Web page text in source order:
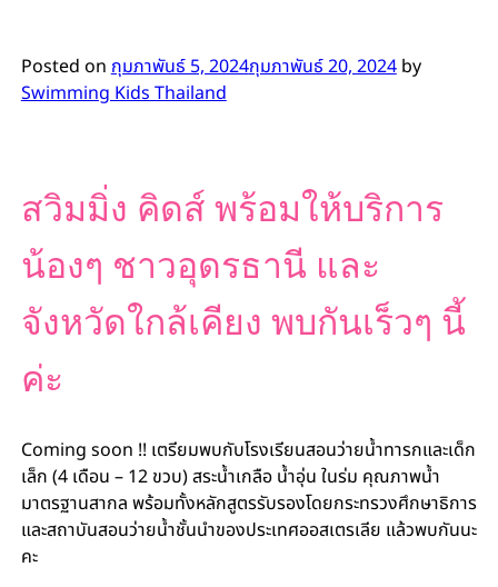
Posted onกุมภาพันธ์ 5, 2024กุมภาพันธ์ 20, 2024by
Swimming Kids Thailand
สวิมมิ่ง คิดส์ พร้อมให้บริการ
น้องๆ ชาวอุดรธานี และ
จังหวัดใกล้เคียง พบกันเร็วๆ นี้
ค่ะ
Coming soon !! เตรียมพบกับโรงเรียนสอนว่ายน้ำทารกและเด็ก
เล็ก (4 เดือน – 12 ขวบ) สระน้ำเกลือ น้ำอุ่น ในร่ม คุณภาพน้ำ
มาตรฐานสากล พร้อมทั้งหลักสูตรรับรองโดยกระทรวงศึกษาธิการ
และสถาบันสอนว่ายน้ำชั้นนำของประเทศออสเตรเลีย แล้วพบกันนะ
คะ